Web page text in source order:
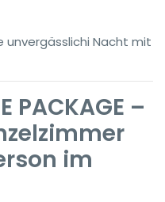
unvergässlichi Nacht mit
PACKAGE –
im